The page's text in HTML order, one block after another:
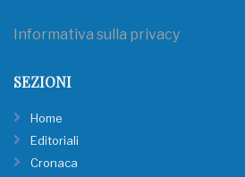
Informativa sulla privacy
SEZIONI
Home
Editoriali
Cronaca